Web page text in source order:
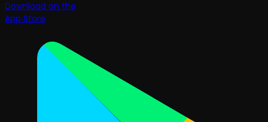
Download on the
App Store